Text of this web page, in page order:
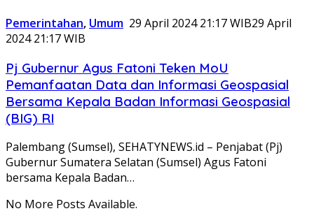
Pemerintahan, Umum 29 April 2024 21:17 WIB29 April
2024 21:17 WIB
Pj Gubernur Agus Fatoni Teken MoU
Pemanfaatan Data dan Informasi Geospasial
Bersama Kepala Badan Informasi Geospasial
(BIG) RI
Palembang (Sumsel), SEHATYNEWS.id – Penjabat (Pj)
Gubernur Sumatera Selatan (Sumsel) Agus Fatoni
bersama Kepala Badan…
No More Posts Available.